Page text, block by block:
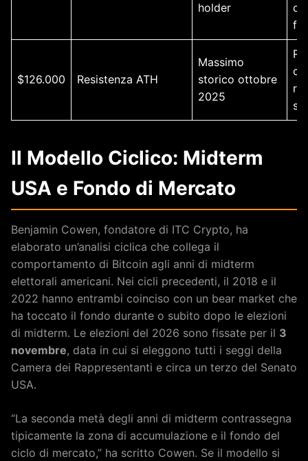
holder
$126.000 Resistenza ATH
Massimo
storico ottobre
2025
Il Modello Ciclico: Midterm
USA e Fondo di Mercato
Benjamin Cowen, fondatore di ITC Crypto, ha
elaborato un’analisi ciclica che collega il
comportamento di Bitcoin agli anni di midterm
elettorali americani. Nei cicli precedenti, il 2018 e il
2022 hanno entrambi coinciso con un bear market che
ha toccato il fondo durante o subito dopo le elezioni
di midterm. Le elezioni del 2026 sono fissate per il 3
novembre, data in cui si eleggono tutti i seggi della
Camera dei Rappresentanti e circa un terzo del Senato
USA.
“La seconda metà degli anni di midterm contrassegna
tipicamente la zona di accumulazione e il fondo del
ciclo di mercato,” ha scritto Cowen. Se il modello si